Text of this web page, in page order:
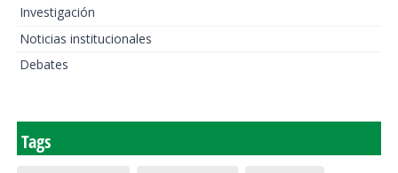
Investigación
Noticias institucionales
Debates
Tags